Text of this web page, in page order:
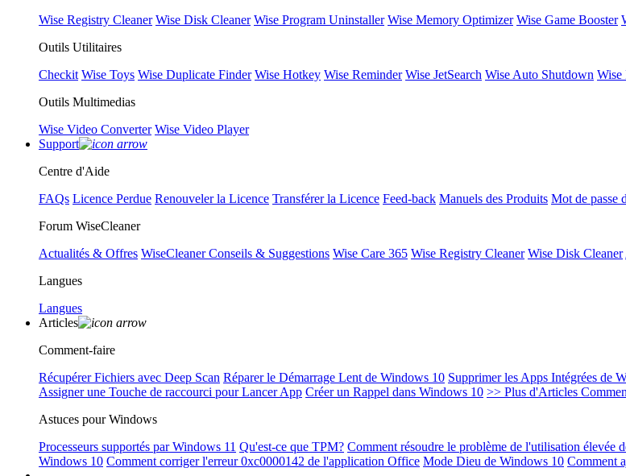
Wise Registry Cleaner Wise Disk Cleaner Wise Program Uninstaller Wise Memory Optimizer Wise Game Booster
Outils Utilitaires
Checkit Wise Toys Wise Duplicate Finder Wise Hotkey Wise Reminder Wise JetSearch Wise Auto Shutdown Wise
Outils Multimedias
Wise Video Converter Wise Video Player
Support
Centre d'Aide
FAQs Licence Perdue Renouveler la Licence Transférer la Licence Feed-back Manuels des Produits Mot de passe
Forum WiseCleaner
Actualités & Offres WiseCleaner Conseils & Suggestions Wise Care 365 Wise Registry Cleaner Wise Disk Cleaner
Langues
Langues
Articles
Comment-faire
Récupérer Fichiers avec Deep Scan Réparer le Démarrage Lent de Windows 10 Supprimer les Apps Intégrées de
Assigner une Touche de raccourci pour Lancer App Créer un Rappel dans Windows 10 >> Plus d'Articles
Astuces pour Windows
Processeurs supportés par Windows 11 Qu'est-ce que TPM? Comment résoudre le problème de l'utilisation élevée
Windows 10 Comment corriger l'erreur 0xc0000142 de l'application Office Mode Dieu de Windows 10 Comment